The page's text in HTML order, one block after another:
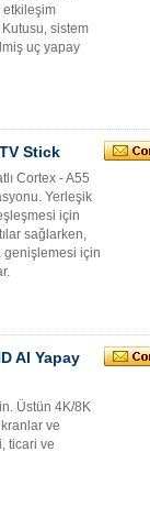
etkileşim
sistem
uç yapay
Stick
Cortex - A55
Yerleşik
için
sağlarken,
genişlemesi için
AI Yapay
Üstün 4K/8K
ve
ticari ve